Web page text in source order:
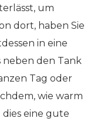
um
dort, haben Sie
in eine
neben den Tank
Tag oder
wie warm
dies eine gute